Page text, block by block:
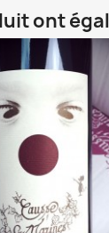
ont